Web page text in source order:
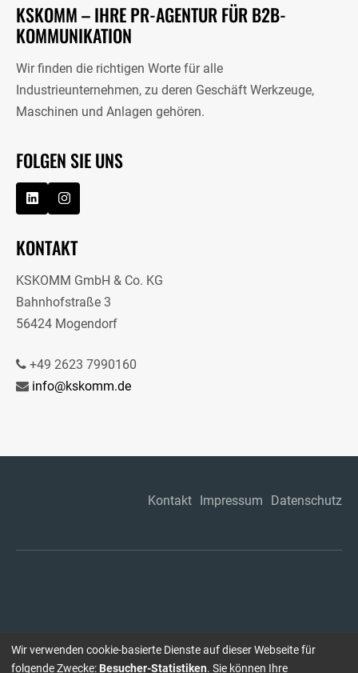
KSKOMM – IHRE PR-AGENTUR FÜR B2B-
KOMMUNIKATION
Wir finden die richtigen Worte für alle
Industrieunternehmen, zu deren Geschäft Werkzeuge,
Maschinen und Anlagen gehören.
FOLGEN SIE UNS
KONTAKT
KSKOMM GmbH & Co. KG
Bahnhofstraße 3
56424 Mogendorf
+49 2623 7990160
info@kskomm.de
Kontakt Impressum Datenschutz
Wir verwenden cookie-basierte Dienste auf dieser Webseite für
folgende Zwecke: Besucher-Statistiken. Sie können Ihre